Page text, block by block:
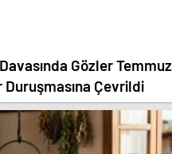
Gözler Temmuz
Duruşmasına Çevrildi